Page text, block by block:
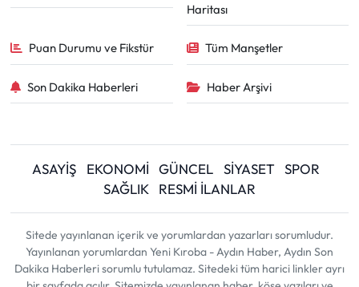
Haritası
Puan Durumu ve Fikstür Tüm Manşetler
Son Dakika Haberleri Haber Arşivi
ASAYİŞ EKONOMİ GÜNCEL SİYASET
SPOR
SAĞLIK
RESMİ İLANLAR
Sitede yayınlanan içerik ve yorumlardan yazarları sorumludur.
Yayınlanan yorumlardan Yeni Kıroba - Aydın Haber, Aydın Son
Dakika Haberleri sorumlu tutulamaz. Sitedeki tüm harici linkler ayrı